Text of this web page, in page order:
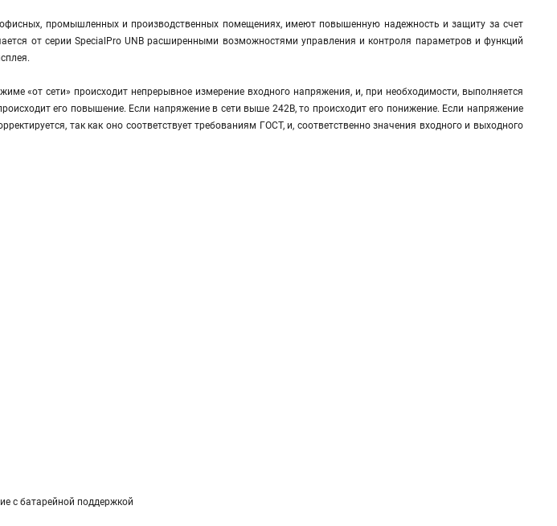
промышленных и производственных помещениях, имеют повышенную надежность и защиту за счет
от серии SpecialPro UNB расширенными возможностями управления и контроля параметров и функций
«от сети» происходит непрерывное измерение входного напряжения, и, при необходимости, выполняется
его повышение. Если напряжение в сети выше 242В, то происходит его понижение. Если напряжение
так как оно соответствует требованиям ГОСТ, и, соответственно значения входного и выходного
с батарейной поддержкой